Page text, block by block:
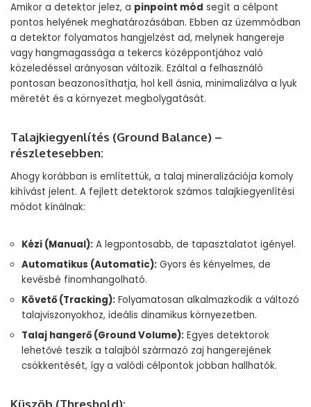
Amikor a detektor jelez, a pinpoint mód segít a célpont
pontos helyének meghatározásában. Ebben az üzemmódban
a detektor folyamatos hangjelzést ad, melynek hangereje
vagy hangmagassága a tekercs középpontjához való
közeledéssel arányosan változik. Ezáltal a felhasználó
pontosan beazonosíthatja, hol kell ásnia, minimalizálva a lyuk
méretét és a környezet megbolygatását.
Talajkiegyenlítés (Ground Balance) –
részletesebben:
Ahogy korábban is említettük, a talaj mineralizációja komoly
kihívást jelent. A fejlett detektorok számos talajkiegyenlítési
módot kínálnak:
Kézi (Manual): A legpontosabb, de tapasztalatot igényel.
Automatikus (Automatic): Gyors és kényelmes, de
kevésbé finomhangolható.
Követő (Tracking): Folyamatosan alkalmazkodik a változó
talajviszonyokhoz, ideális dinamikus környezetben.
Talaj hangerő (Ground Volume): Egyes detektorok
lehetővé teszik a talajból származó zaj hangerejének
csökkentését, így a valódi célpontok jobban hallhatók.
Küszöb (Threshold):